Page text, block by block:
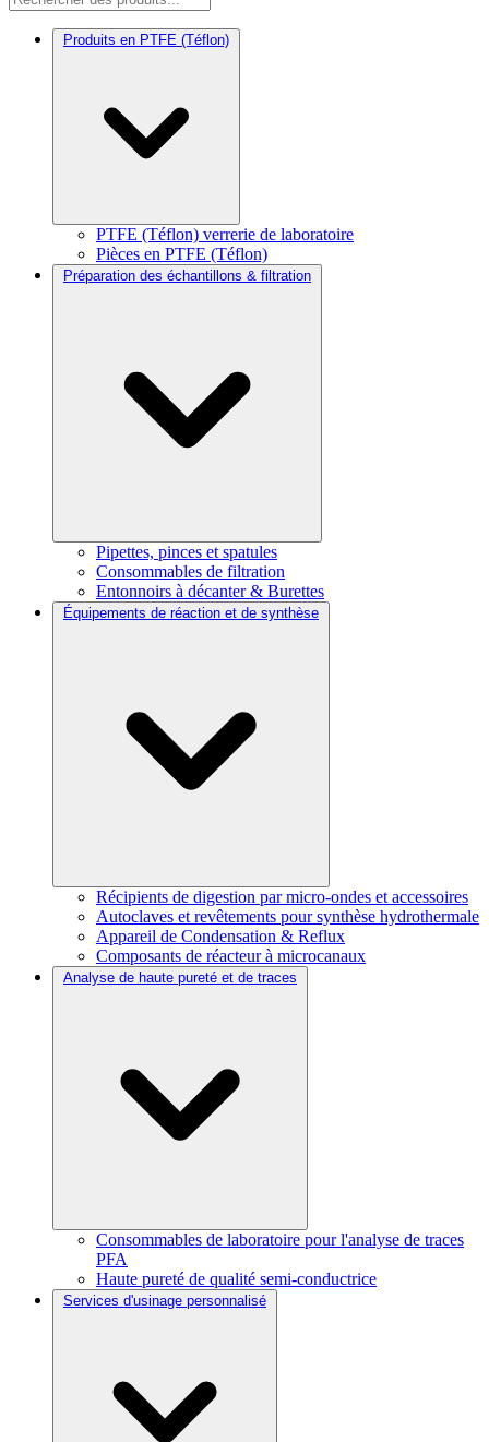
Produits en PTFE (Téflon)
PTFE (Téflon) verrerie de laboratoire
Pièces en PTFE (Téflon)
Préparation des échantillons & filtration
Pipettes, pinces et spatules
Consommables de filtration
Entonnoirs à décanter & Burettes
Équipements de réaction et de synthèse
Récipients de digestion par micro-ondes et accessoires
Autoclaves et revêtements pour synthèse hydrothermale
Appareil de Condensation & Reflux
Composants de réacteur à microcanaux
Analyse de haute pureté et de traces
Consommables de laboratoire pour l'analyse de traces
PFA
Haute pureté de qualité semi-conductrice
Services d'usinage personnalisé